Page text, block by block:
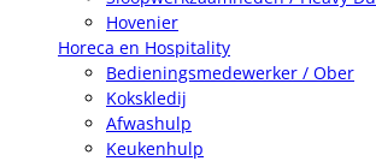
Hovenier
Horeca en Hospitality
Bedieningsmedewerker / Ober
Kokskledij
Afwashulp
Keukenhulp